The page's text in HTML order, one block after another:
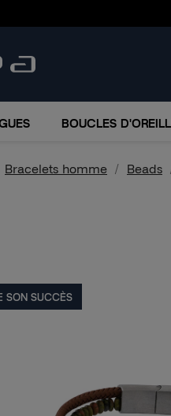
BOUCLES
Bracelets homme Beads
SON SUCCÈS